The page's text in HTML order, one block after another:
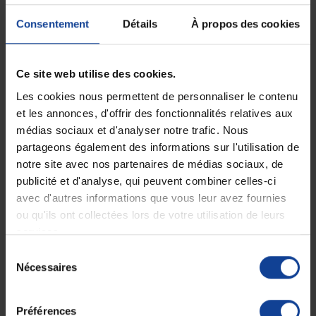
Consentement Détails À propos des cookies
Ce site web utilise des cookies.
Les cookies nous permettent de personnaliser le contenu
et les annonces, d'offrir des fonctionnalités relatives aux
médias sociaux et d'analyser notre trafic. Nous
partageons également des informations sur l'utilisation de
notre site avec nos partenaires de médias sociaux, de
publicité et d'analyse, qui peuvent combiner celles-ci
avec d'autres informations que vous leur avez fournies
ou qu'ils ont collectées lors de votre utilisation de leurs
services.
Nécessaires
Préférences
EN STOCK
Bande cohésive de RUPTURE DE STOCK
Bande de contention
RUPTURE DE STOCK
Bande de contention Bande adhésive élastique
Tensoplast HBC...